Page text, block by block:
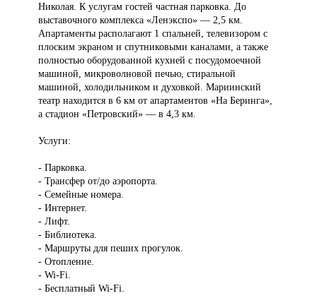
Николая. К услугам гостей частная парковка. До
выставочного комплекса «Ленэкспо» — 2,5 км.
Апартаменты располагают 1 спальней, телевизором с
плоским экраном и спутниковыми каналами, а также
полностью оборудованной кухней с посудомоечной
машиной, микроволновой печью, стиральной
машиной, холодильником и духовкой. Мариинский
театр находится в 6 км от апартаментов «На Беринга»,
а стадион «Петровский» — в 4,3 км.
Услуги:
- Парковка.
- Трансфер от/до аэропорта.
- Семейные номера.
- Интернет.
- Лифт.
- Библиотека.
- Маршруты для пеших прогулок.
- Отопление.
- Wi-Fi.
- Бесплатный Wi-Fi.